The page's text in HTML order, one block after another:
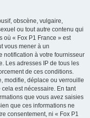
obscène, vulgaire,
ou tout autre contenu qui
où « Fox P1 France » est
vous mener à un
notification à votre fournisseur
Les adresses IP de tous les
de ces conditions.
modifie, déplace ou verrouille
est nécessaire. En tant
que vous avez saisies
que ces informations ne
consentement, ni « Fox P1